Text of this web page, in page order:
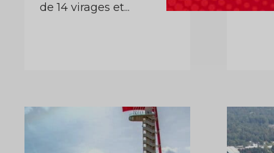
de 14 virages et...